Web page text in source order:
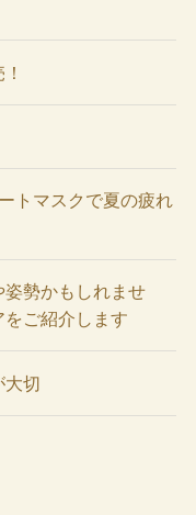
トマスクで夏の疲れ
勢かもしれませ
ご紹介します
大切